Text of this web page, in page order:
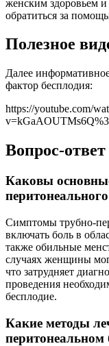
женским здоровьем
обратиться за
Полезное
Далее
фактор бесплодия:
https://youtube.com/
Вопрос-ответ
Каковы
Симптомы трубно-
включать боль в
также обильные
случаях женщины
что затрудняет
проведения
бесплодие.
Какие методы
перитонеальном